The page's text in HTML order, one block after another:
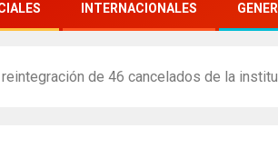
INTERNACIONALES
de 46 cancelados de la